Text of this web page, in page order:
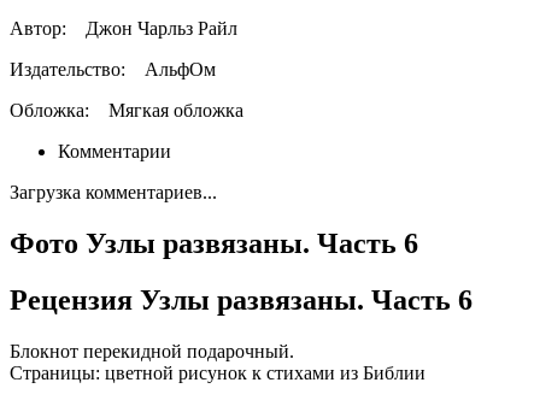
Автор:
Джон Чарльз Райл
Издательство:
АльфОм
Обложка: Мягкая обложка
Комментарии
Загрузка комментариев...
Фото Узлы развязаны. Часть 6
Рецензия Узлы развязаны. Часть 6
Блокнот перекидной подарочный.
Страницы: цветной рисунок к стихами из Библии